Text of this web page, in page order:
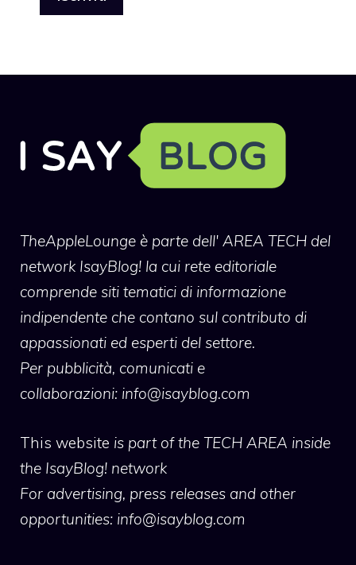
TheAppleLounge è parte dell' AREA TECH del
network IsayBlog! la cui rete editoriale
comprende siti tematici di informazione
indipendente che contano sul contributo di
appassionati ed esperti del settore.
Per pubblicità, comunicati e
collaborazioni: info@isayblog.com
This website is part of the TECH AREA inside
the IsayBlog! network
For advertising, press releases and other
opportunities: info@isayblog.com